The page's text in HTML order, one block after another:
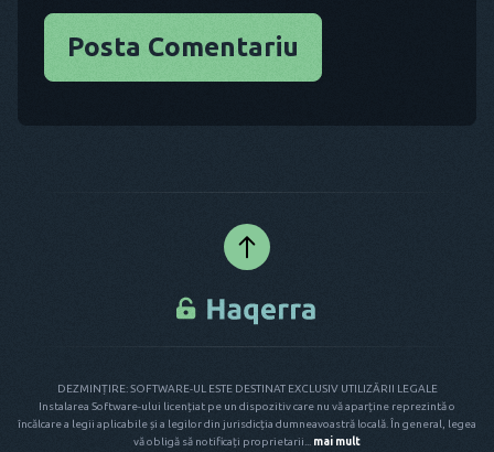
Posta Comentariu
DEZMINȚIRE: SOFTWARE-UL ESTE DESTINAT EXCLUSIV UTILIZĂRII LEGALE
Instalarea Software-ului licențiat pe un dispozitiv care nu vă aparține reprezintă o
încălcare a legii aplicabile și a legilor din jurisdicția dumneavoastră locală. În general, legea
vă obligă să notificați proprietarii...
mai mult